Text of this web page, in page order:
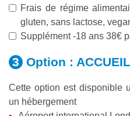
Frais de régime
gluten, sans lactose,
Supplément -18 ans 38€
Option :
Cette option est disponible
un hébergement